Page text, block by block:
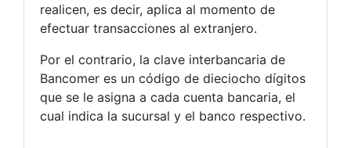
realicen, es decir, aplica al momento de
efectuar transacciones al extranjero.
Por el contrario, la clave interbancaria de
Bancomer es un código de dieciocho dígitos
que se le asigna a cada cuenta bancaria, el
cual indica la sucursal y el banco respectivo.